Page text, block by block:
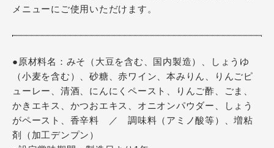
メニューにご使用いただけます。
●原材料名：みそ（大豆を含む、国内製造）、しょうゆ
（小麦を含む）、砂糖、赤ワイン、本みりん、りんごピ
ューレー、清酒、にんにくペースト、りんご酢、ごま、
かきエキス、かつおエキス、オニオンパウダー、しょう
がペースト、香辛料 ／ 調味料（アミノ酸等）、増粘
剤（加工デンプン）